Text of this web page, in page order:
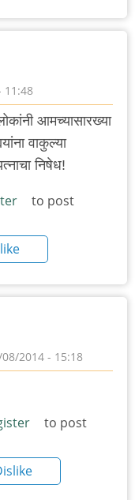
11:48
आमच्यासारख्या
वाकुल्या
निषेध!
to post
2014 - 15:18
to post